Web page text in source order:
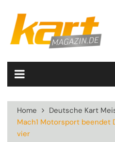
content
Home
Deutsche Kart
Mach1 Motorsport beendet
vier